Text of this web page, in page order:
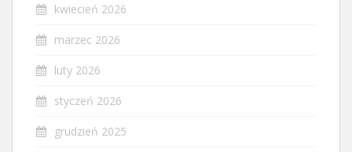
kwiecień 2026
marzec 2026
luty 2026
styczeń 2026
grudzień 2025